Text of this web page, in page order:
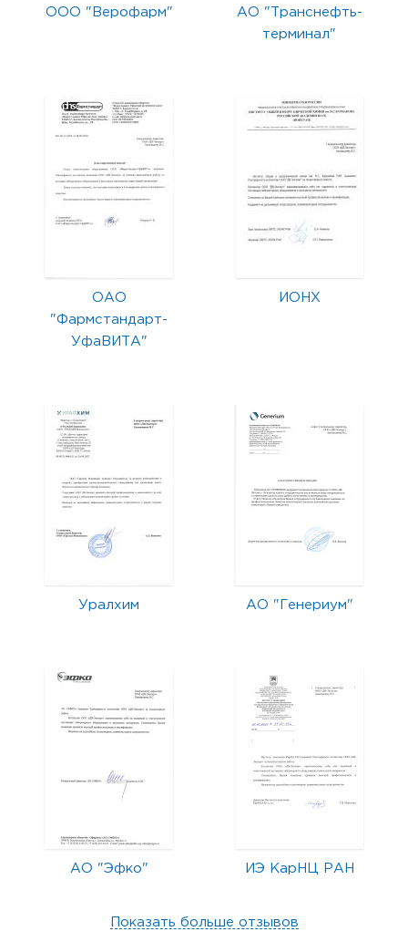
ООО "Верофарм"
АО "Транснефть-
терминал"
ОАО
"Фармстандарт-
УфаВИТА"
ИОНХ
Уралхим АО "Генериум"
АО "Эфко" ИЭ КарНЦ РАН
Показать больше отзывов